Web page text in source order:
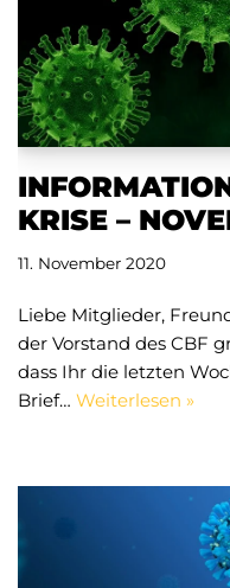
KRISE –
11. November 2020
Liebe Mitglieder,
der Vorstand des CBF
dass Ihr die letzten
Brief… Weiterlesen »